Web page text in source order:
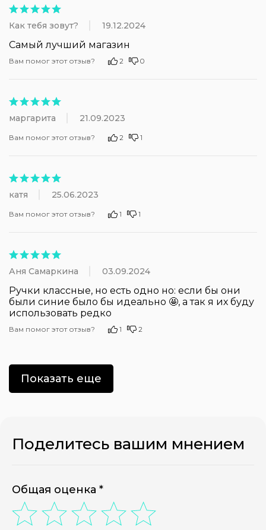
Как тебя зовут? 19.12.2024
Самый лучший магазин
Вам помог этот отзыв? 2 0
маргарита 21.09.2023
Вам помог этот отзыв? 2 1
катя 25.06.2023
Вам помог этот отзыв? 1 1
Аня Самаркина 03.09.2024
Ручки классные, но есть одно но: если бы они
были синие было бы идеально 🤩, а так я их буду
использовать редко
Вам помог этот отзыв? 1 2
Показать еще
Поделитесь вашим мнением
Общая оценка *